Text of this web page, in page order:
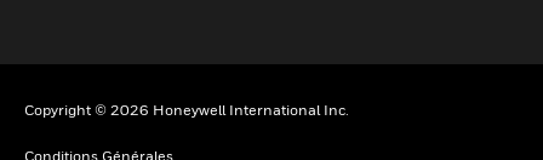
Copyright © 2026 Honeywell International Inc.
Conditions Générales